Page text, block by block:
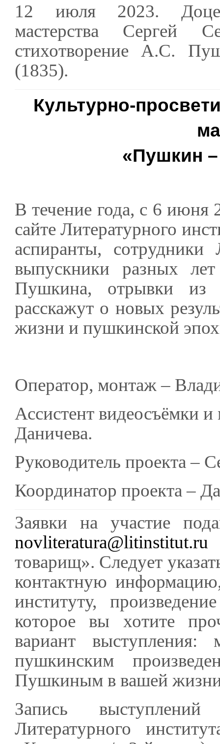
12 июля 2023.
мастерства Сергей
стихотворение А.С.
(1835).
Культурно-
«Пушкин
В течение года, с 6 июня
сайте Литературного
аспиранты, сотрудники
выпускники разных лет
Пушкина, отрывки из
расскажут о новых
жизни и пушкинской
Оператор, монтаж –
Ассистент видеосъёмки
Даничева.
Руководитель проекта –
Координатор проекта –
Заявки на участие
novliteratura@litinstitut.ru
товарищ». Следует
контактную
институту,
которое вы хотите
вариант выступления:
пушкинским
Пушкиным в вашей
Запись
Литературного